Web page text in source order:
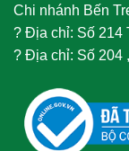
Chi nhánh Bến
? Địa chỉ: Số 214
? Địa chỉ: Số 204